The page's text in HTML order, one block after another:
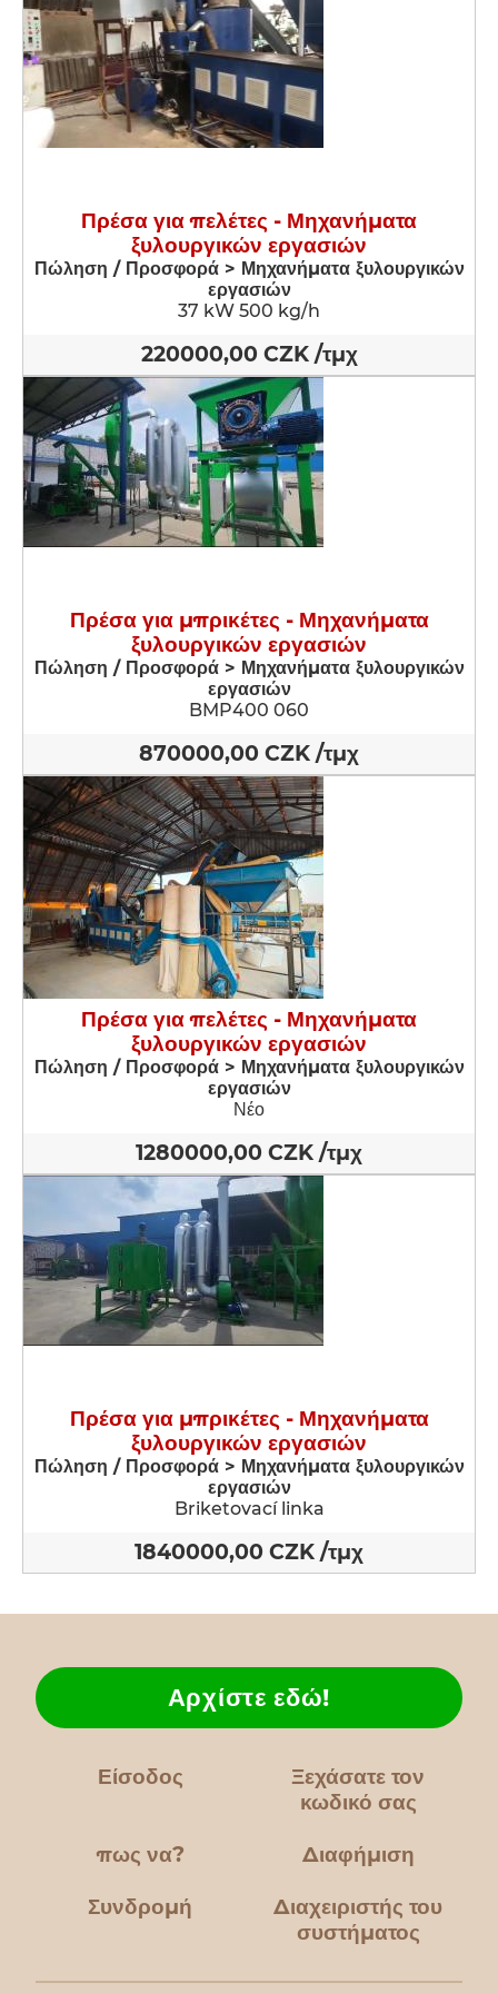
Πρέσα για πελέτες - Μηχανήματα
ξυλουργικών εργασιών
Πώληση / Προσφορά > Μηχανήματα ξυλουργικών
εργασιών
37 kW 500 kg/h
220000,00 CZK /τμχ
Πρέσα για μπρικέτες - Μηχανήματα
ξυλουργικών εργασιών
Πώληση / Προσφορά > Μηχανήματα ξυλουργικών
εργασιών
BMP400 060
870000,00 CZK /τμχ
Πρέσα για πελέτες - Μηχανήματα
ξυλουργικών εργασιών
Πώληση / Προσφορά > Μηχανήματα ξυλουργικών
εργασιών
Νέο
1280000,00 CZK /τμχ
Πρέσα για μπρικέτες - Μηχανήματα
ξυλουργικών εργασιών
Πώληση / Προσφορά > Μηχανήματα ξυλουργικών
εργασιών
Briketovací linka
1840000,00 CZK /τμχ
Είσοδος
Ξεχάσατε τον
κωδικό σας
πως να?
Αρχίστε εδώ!
Διαφήμιση
Συνδρομή
Διαχειριστής του
συστήματος